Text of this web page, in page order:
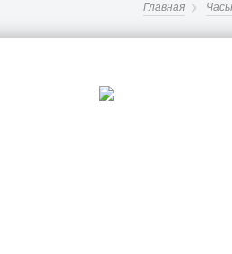
Главная